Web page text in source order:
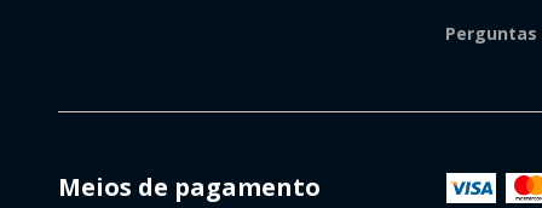
Perguntas
Meios de pagamento